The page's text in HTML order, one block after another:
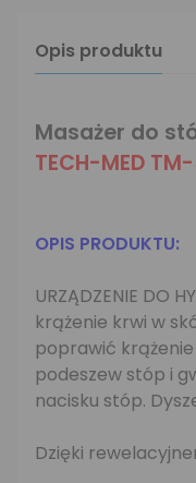
Opis produktu
Masażer do
TECH-MED
OPIS PRODUKTU:
URZĄDZENIE DO
krążenie krwi w
poprawić
podeszew stóp i
nacisku stóp.
Dzięki